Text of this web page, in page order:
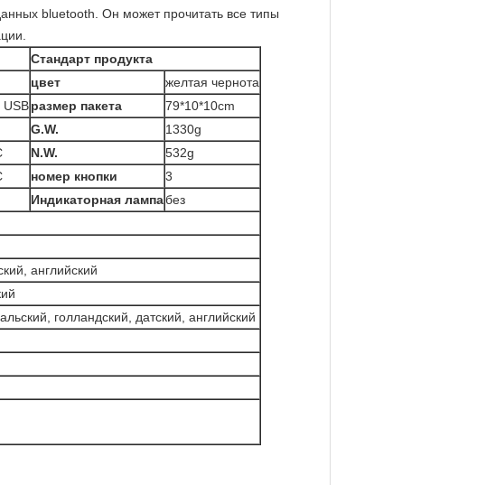
bluetooth. Он может прочитать все типы
Стандарт продукта
цвет
желтая чернота
USBразмер пакета
79*10*10cm
G.W.
1330g
N.W.
532g
номер кнопки
3
Индикаторная лампабез
английский
голландский, датский, английский